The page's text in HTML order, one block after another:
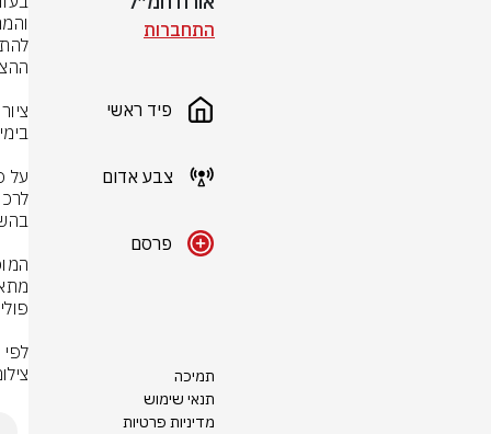
התחברות
פיד ראשי
צבע אדום
פרסם
תמיכה
תנאי שימוש
מדיניות פרטיות
לפי